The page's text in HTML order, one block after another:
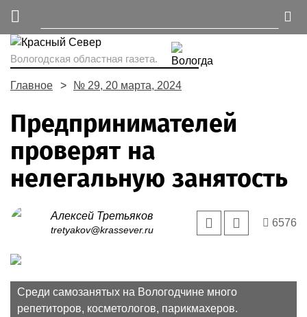
Вологодская областная газета.
Главное № 29, 20 марта, 2024
Предпринимателей
проверят на
нелегальную занятость
Алексей Третьяков
tretyakov@krassever.ru
6576
Среди самозанятых на Вологодчине много
репетиторов, косметологов, парикмахеров.